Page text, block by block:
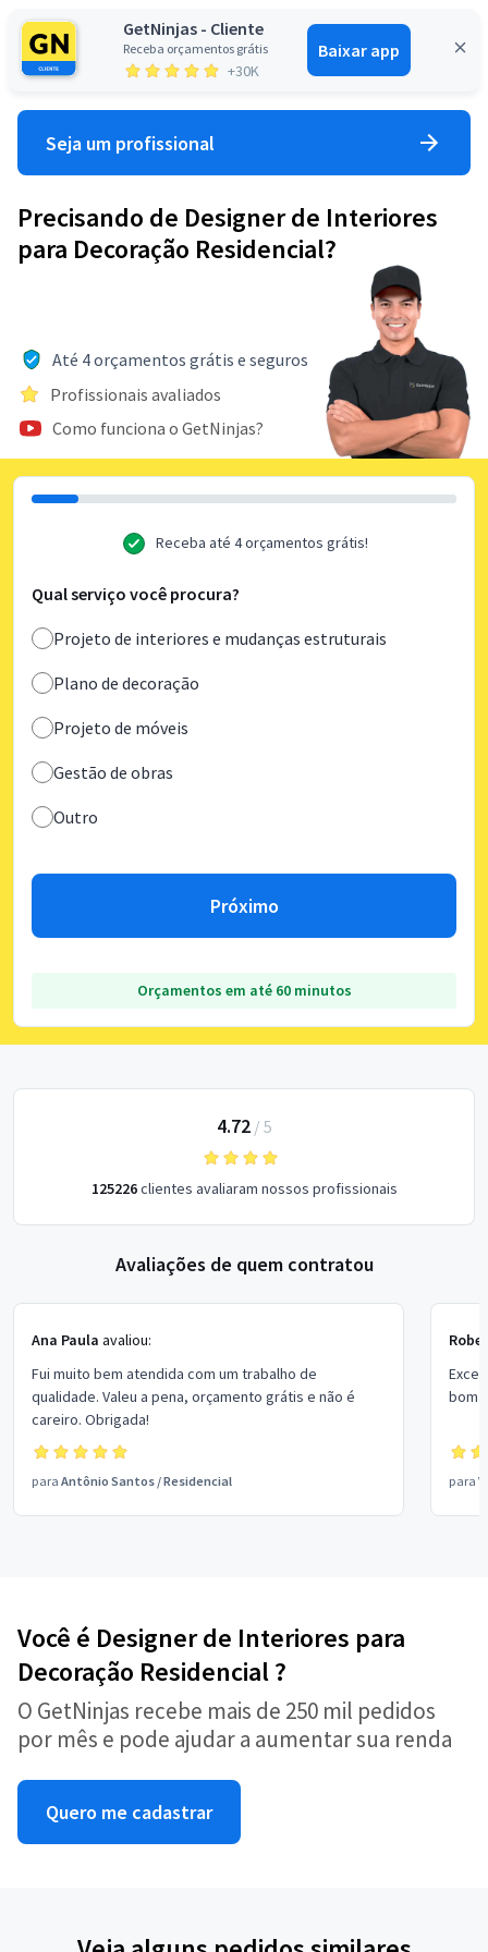
GetNinjas - Cliente
Receba orçamentos grátis
+30K
Baixar app
Entrar
Seja um profissional
Precisando de Designer de Interiores
para Decoração Residencial?
Até 4 orçamentos grátis e seguros
Profissionais avaliados
Como funciona o GetNinjas?
Receba até 4 orçamentos grátis!
Qual serviço você procura?
Projeto de interiores e mudanças estruturais
Plano de decoração
Projeto de móveis
Gestão de obras
Outro
Próximo
Orçamentos em até 60 minutos
4.72/ 5
125226clientes avaliaram nossos profissionais
Avaliações de quem contratou
Ana Paula avaliou:
Fui muito bem atendida com um trabalho de
qualidade. Valeu a pena, orçamento grátis e não é
careiro. Obrigada!
para Antônio Santos /Residencial
bom
para
Você é Designer de Interiores para
Decoração Residencial ?
O GetNinjas recebe mais de 250 mil pedidos
por mês e pode ajudar a aumentar sua renda
Quero me cadastrar